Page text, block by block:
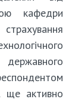
кафедри
ще активно